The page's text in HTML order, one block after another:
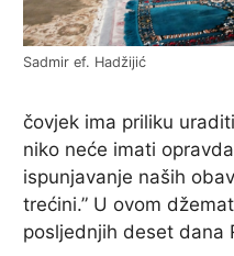
Sadmir ef. Hadžijić
čovjek ima priliku
niko neće imati
ispunjavanje naših
trećini.” U ovom
posljednjih deset dana